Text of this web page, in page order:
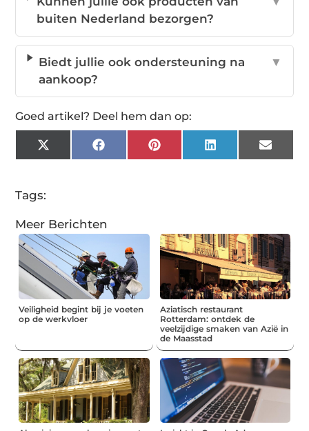
buiten Nederland bezorgen?
Biedt jullie ook ondersteuning na
aankoop?
▼
Goed artikel? Deel hem dan op:
X
(Twitter)
FacebookPinterestLinkedInEmail
Tags:
Meer Berichten
Veiligheid begint bij je voeten
op de werkvloer
Aziatisch restaurant
Rotterdam: ontdek de
veelzijdige smaken van Azië in
de Maasstad